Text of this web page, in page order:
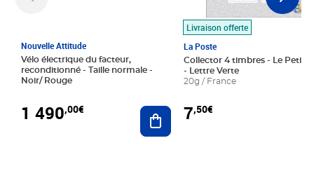
Nouvelle Attitude
Vélo électrique du facteur,
reconditionné - Taille normale -
Noir/ Rouge
1 490,00€ Ajouter au panier
Livraison offerte
La Poste
Collector 4 timbres - Le Petit
- Lettre Verte
20g / France
7,50€